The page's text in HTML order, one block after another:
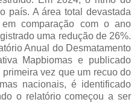
país. A área total devastada
comparação com o ano
uma redução de 26%.
Anual doDesmatamento
Mapbiomas e publicado
primeira vez que um recuo do
nacionais, é identificado
o relatório começou a ser